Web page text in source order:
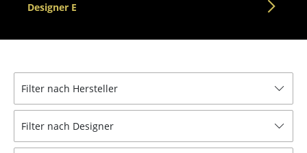
Loungesessel
Barhocker
Bänke & Liegen
Designer E
Filter nach Hersteller
Filter nach Designer